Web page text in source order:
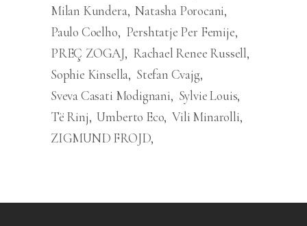
Milan Kundera Natasha Porocani
Paulo Coelho
Pershtatje Per Femije
PREÇ ZOGAJ
Rachael Renee Russell
Sophie Kinsella Stefan Cvajg
Sveva Casati Modignani
Sylvie Louis
Të Rinj Umberto Eco Vili Minarolli
ZIGMUND FROJD